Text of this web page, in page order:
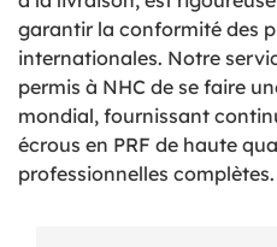
garantir la conformité des
internationales. Notre
permis à NHC de se faire
mondial, fournissant
écrous en PRF de haute
professionnelles complètes.